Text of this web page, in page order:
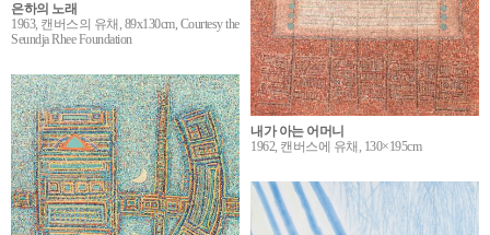
은하의 노래
1963, 캔버스의 유채, 89x130cm, Courtesy the
Seundja Rhee Foundation
내가 아는 어머니
1962, 캔버스에 유채, 130×195cm